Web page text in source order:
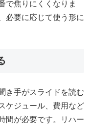
で焦りにくくなりま
必要に応じて使う形に
き手がスライドを読む
ケジュール、費用など
間が必要です。リハー